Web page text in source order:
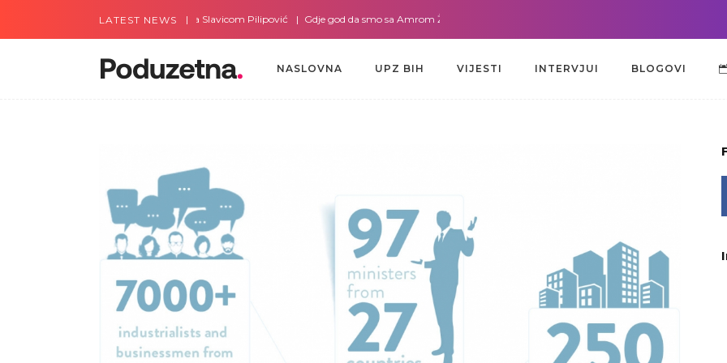
LATEST NEWS
Gdje god da smo sa Slavicom Pilipović Gdje god da smo sa Amrom Žužić-Bećirbegović
NASLOVNA UPZ BIH VIJESTI INTERVJUI BLOGOVI
NASLOVNA UPZ BIH